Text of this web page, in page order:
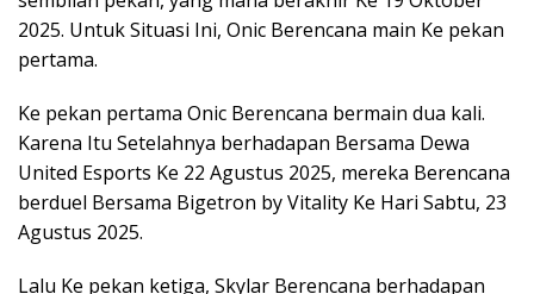
2025. Untuk Situasi Ini, Onic Berencana main Ke pekan
pertama.
Ke pekan pertama Onic Berencana bermain dua kali.
Karena Itu Setelahnya berhadapan Bersama Dewa
United Esports Ke 22 Agustus 2025, mereka Berencana
berduel Bersama Bigetron by Vitality Ke Hari Sabtu, 23
Agustus 2025.
Lalu Ke pekan ketiga, Skylar Berencana berhadapan